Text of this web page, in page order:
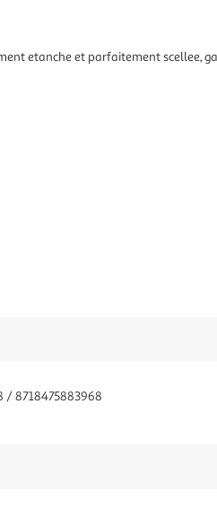
etanche et parfaitement scellee,
/ 8718475883968